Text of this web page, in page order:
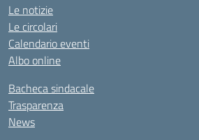
Le notizie
Le circolari
Calendario eventi
Albo online
Bacheca sindacale
Trasparenza
News